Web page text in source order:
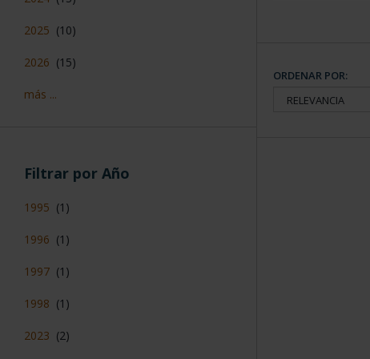
2025 (10)
2026 (15)
más ...
Filtrar por Año
1995 (1)
1996 (1)
1997 (1)
1998 (1)
2023 (2)
ORDENAR POR: